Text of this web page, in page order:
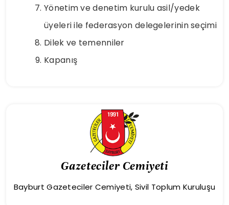
Yönetim ve denetim kurulu asil/yedek
üyeleri ile federasyon delegelerinin seçimi
Dilek ve temenniler
Kapanış
Gazeteciler Cemiyeti
Bayburt Gazeteciler Cemiyeti, Sivil Toplum Kuruluşu